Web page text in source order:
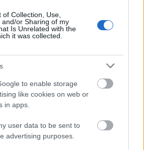
Collection, Use,
and/or Sharing of my
Is Unrelated with the
it was collected.
to enable storage
like cookies on web or
in apps.
user data to be sent to
advertising purposes.
ovom boss